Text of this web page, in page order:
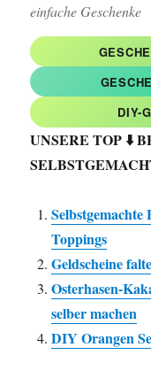
einfache Geschenke
DIY-
UNSERE TOP ⬇️
Toppings
Geldscheine
Osterhasen-
selber machen
DIY Orangen